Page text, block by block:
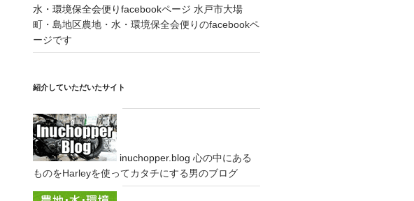
水・環境保全会便りfacebookページ 水戸市大場
町・島地区農地・水・環境保全会便りのfacebookペ
ージです
紹介していただいたサイト
inuchopper.blog 心の中にある
ものをHarleyを使ってカタチにする男のブログ